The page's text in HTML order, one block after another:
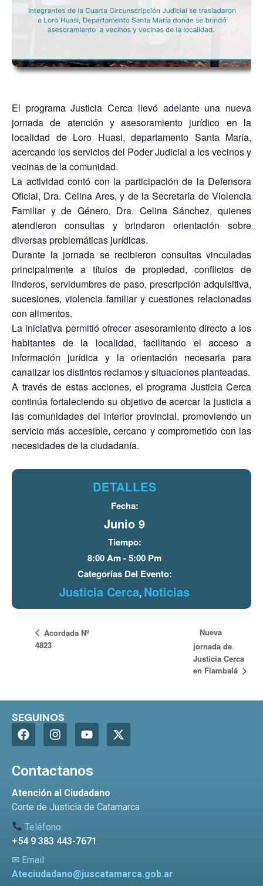
El programa Justicia Cerca llevó adelante una nueva
jornada de atención y asesoramiento jurídico en la
localidad de Loro Huasi, departamento Santa María,
acercando los servicios del Poder Judicial a los vecinos y
vecinas de la comunidad.
La actividad contó con la participación de la Defensora
Oficial, Dra. Celina Ares, y de la Secretaria de Violencia
Familiar y de Género, Dra. Celina Sánchez, quienes
atendieron consultas y brindaron orientación sobre
diversas problemáticas jurídicas.
Durante la jornada se recibieron consultas vinculadas
principalmente a títulos de propiedad, conflictos de
linderos, servidumbres de paso, prescripción adquisitiva,
sucesiones, violencia familiar y cuestiones relacionadas
con alimentos.
La iniciativa permitió ofrecer asesoramiento directo a los
habitantes de la localidad, facilitando el acceso a
información jurídica y la orientación necesaria para
canalizar los distintos reclamos y situaciones planteadas.
A través de estas acciones, el programa Justicia Cerca
continúa fortaleciendo su objetivo de acercar la justicia a
las comunidades del interior provincial, promoviendo un
servicio más accesible, cercano y comprometido con las
necesidades de la ciudadanía.
DETALLES
Fecha:
Junio 9
Tiempo:
8:00 Am - 5:00 Pm
Categorías Del Evento:
Justicia Cerca, Noticias
Acordada Nº
4823
Nueva
jornada de
Justicia Cerca
en Fiambalá
SEGUINOS
Contactanos
Atención al Ciudadano
Corte de Justicia de Catamarca
Teléfono:
+54 9 383 443-7671
✉ Email:
Ateciudadano@juscatamarca.gob.ar